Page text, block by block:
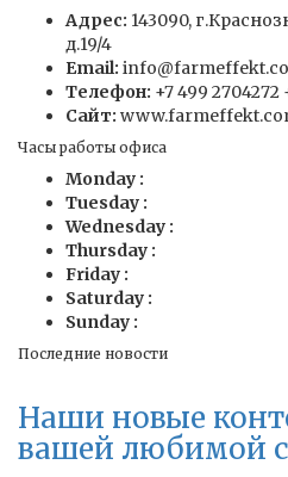
Адрес: 143090,
д.19/4
Email:
Телефон: +7 499 2704272
Сайт:
Часы работы офиса
Monday :
Tuesday :
Wednesday :
Thursday :
Friday :
Saturday :
Sunday :
Последние новости
Наши новые
вашей любимой